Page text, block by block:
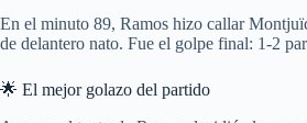
En el minuto 89, Ramos hizo callar
de delantero nato. Fue el golpe final: 1-2
🌟 El mejor golazo del partido